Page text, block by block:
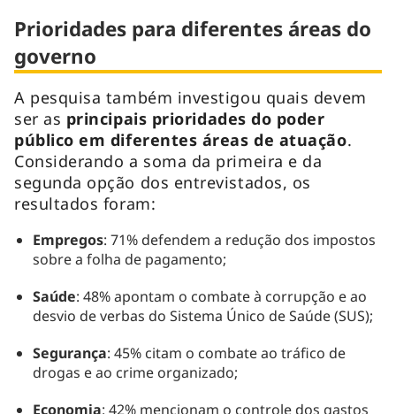
Prioridades para diferentes áreas do
governo
A pesquisa também investigou quais devem
ser as principais prioridades do poder
público em diferentes áreas de atuação.
Considerando a soma da primeira e da
segunda opção dos entrevistados, os
resultados foram:
Empregos: 71% defendem a redução dos impostos
sobre a folha de pagamento;
Saúde: 48% apontam o combate à corrupção e ao
desvio de verbas do Sistema Único de Saúde (SUS);
Segurança: 45% citam o combate ao tráfico de
drogas e ao crime organizado;
Economia: 42% mencionam o controle dos gastos